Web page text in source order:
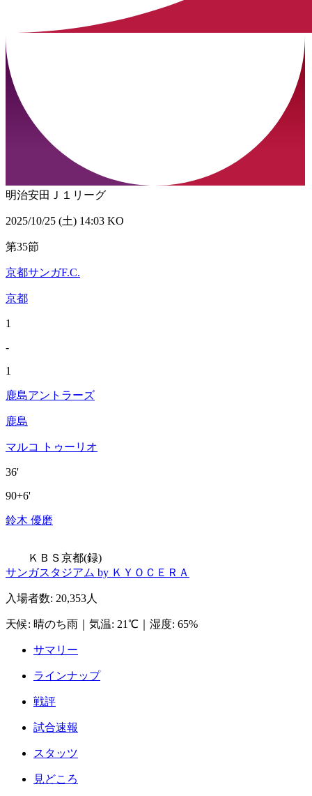
明治安田Ｊ１リーグ
2025/10/25 (土) 14:03 KO
第35節
京都サンガF.C.
京都
1
-
1
鹿島アントラーズ
鹿島
マルコ トゥーリオ
36'
90+6'
鈴木 優磨
ＫＢＳ京都(録)
サンガスタジアム by ＫＹＯＣＥＲＡ
入場者数: 20,353人
天候: 晴のち雨 気温: 21℃ 湿度: 65%
サマリー
ラインナップ
戦評
試合速報
スタッツ
見どころ